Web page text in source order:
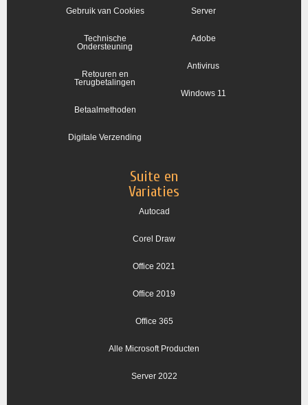
Gebruik van Cookies
Technische
Ondersteuning
Retouren en
Terugbetalingen
Betaalmethoden
Digitale Verzending
Server
Adobe
Antivirus
Windows 11
Suite en
Variaties
Autocad
Corel Draw
Office 2021
Office 2019
Office 365
Alle Microsoft Producten
Server 2022